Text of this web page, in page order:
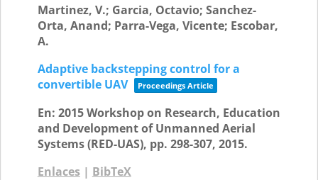
Martinez, V.; Garcia, Octavio; Sanchez-
Orta, Anand; Parra-Vega, Vicente; Escobar,
A.
Adaptive backstepping control for a
convertible UAV
Proceedings Article
En: 2015 Workshop on Research, Education
and Development of Unmanned Aerial
Systems (RED-UAS), pp. 298-307, 2015.
Enlaces| BibTeX